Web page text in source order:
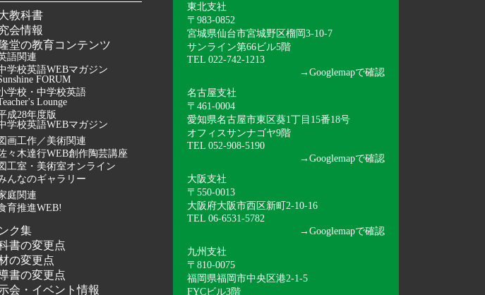
教科書
会情報
堂の教育コンテンツ
語関連
学校英語WEBマガジン
FORUM
学校・中学校英語
Lounge
成28年度版
学校英語WEBマガジン
画工作／美術関連
々木達行WEB創作陶芸講座
工室・美術室オンライン
んなのギャラリー
庭関連
育推進WEB!
ク集
書の変更点
の変更点
書の変更点
会・イベント情報
東北支社
〒983-0852
宮城県仙台市宮城野区榴岡3-10-7
サンライン第66ビル5階
TEL 022-742-1213
→Googlemapで確認
名古屋支社
〒461-0004
愛知県名古屋市東区葵1丁目15番18号
オフィスサンナゴヤ9階
TEL 052-908-5190
→Googlemapで確認
大阪支社
〒550-0013
大阪府大阪市西区新町2-10-16
TEL 06-6531-5782
→Googlemapで確認
九州支社
〒810-0075
福岡県福岡市中央区港2-1-5
FYCビル3階